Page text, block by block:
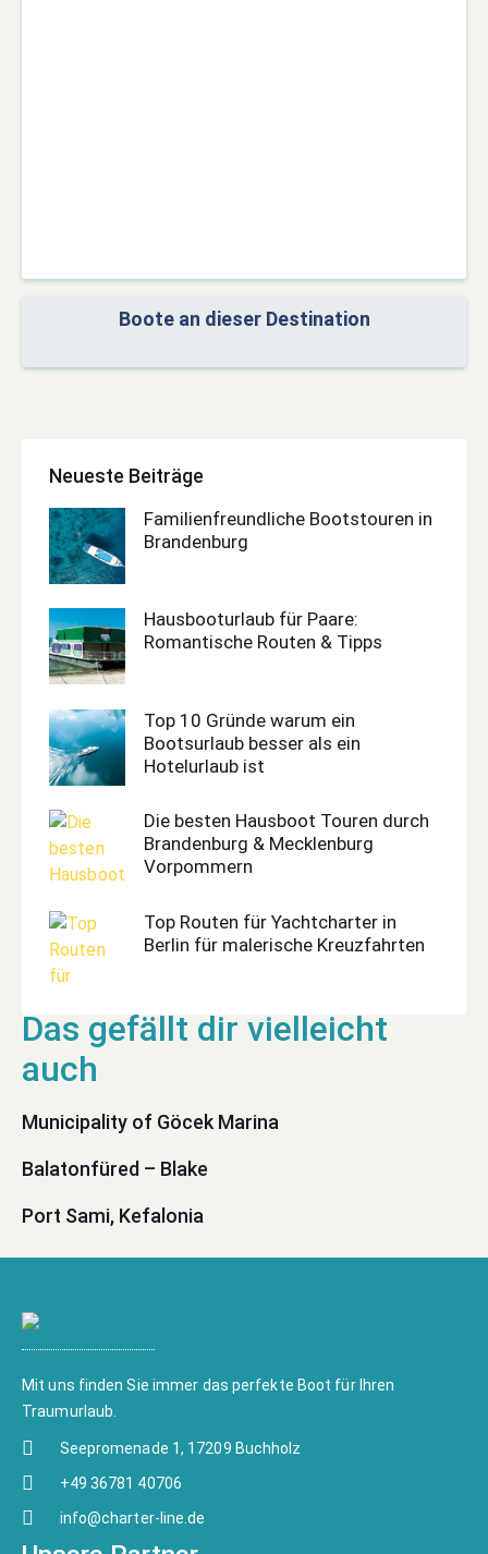
Boote an dieser Destination
Neueste Beiträge
Familienfreundliche Bootstouren in
Brandenburg
Hausbooturlaub für Paare:
Romantische Routen & Tipps
Top 10 Gründe warum ein
Bootsurlaub besser als ein
Hotelurlaub ist
Die besten Hausboot Touren durch
Brandenburg & Mecklenburg
Vorpommern
Top Routen für Yachtcharter in
Berlin für malerische Kreuzfahrten
Municipality of Göcek Marina
Balatonfüred – Blake
Port Sami, Kefalonia
Mit uns finden Sie immer das perfekte Boot für Ihren
Traumurlaub.
Seepromenade 1, 17209 Buchholz
+49 36781 40706
info@charter-line.de